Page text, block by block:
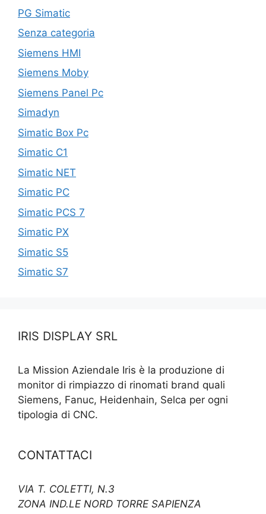
PG Simatic
Senza categoria
Siemens HMI
Siemens Moby
Siemens Panel Pc
Simadyn
Simatic Box Pc
Simatic C1
Simatic NET
Simatic PC
Simatic PCS 7
Simatic PX
Simatic S5
Simatic S7
IRIS DISPLAY SRL
La Mission Aziendale Iris è la produzione di
monitor di rimpiazzo di rinomati brand quali
Siemens, Fanuc, Heidenhain, Selca per ogni
tipologia di CNC.
CONTATTACI
VIA T. COLETTI, N.3
ZONA IND.LE NORD TORRE SAPIENZA